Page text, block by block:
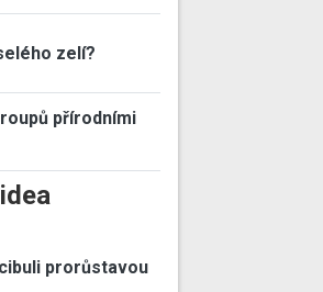
zelí?
přírodními
prorůstavou